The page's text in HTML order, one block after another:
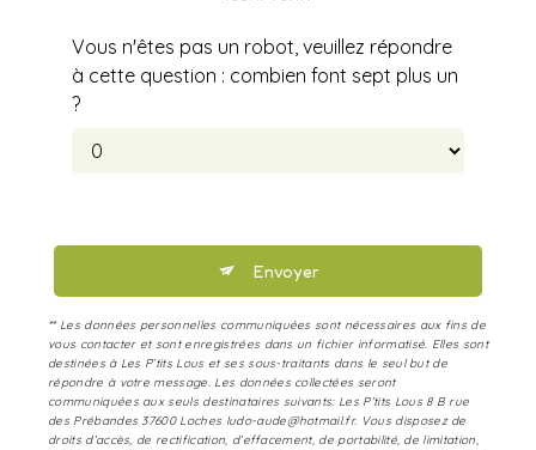
Vous n'êtes pas un robot, veuillez répondre
à cette question : combien font sept plus un
?
Envoyer
** Les données personnelles communiquées sont nécessaires aux fins de
vous contacter et sont enregistrées dans un fichier informatisé. Elles sont
destinées à Les P’tits Lous et ses sous-traitants dans le seul but de
répondre à votre message. Les données collectées seront
communiquées aux seuls destinataires suivants: Les P’tits Lous 8 B rue
des Prébandes 37600 Loches ludo-aude@hotmail.fr. Vous disposez de
droits d’accès, de rectification, d’effacement, de portabilité, de limitation,